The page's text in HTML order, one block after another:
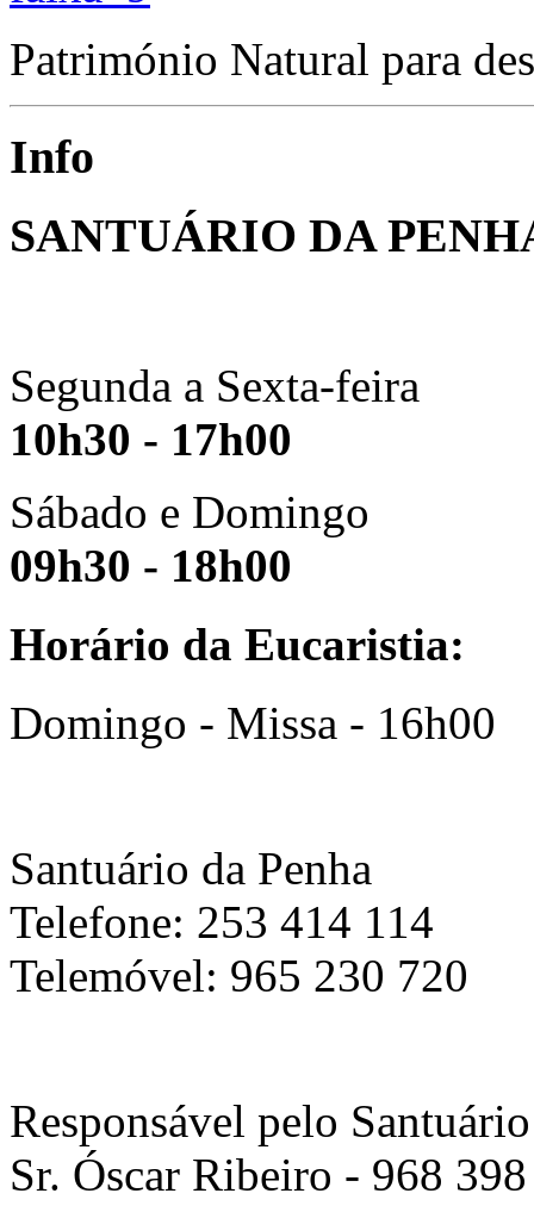
Património Natural para
Info
SANTUÁRIO DA
Segunda a Sexta-feira
10h30 - 17h00
Sábado e Domingo
09h30 - 18h00
Horário da Eucaristia:
Domingo - Missa - 16h00
Santuário da Penha
Telefone: 253 414 114
Telemóvel: 965 230 720
Responsável pelo Santuário
Sr. Óscar Ribeiro - 968